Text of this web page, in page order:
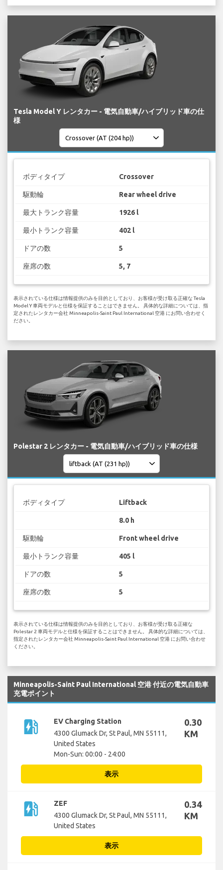
Tesla Model Y レンタカー - 電気自動車/ハイブリッド車の仕
様
ボディタイプ Crossover
駆動輪 Rear wheel drive
最大トランク容量 1926 l
最小トランク容量 402 l
ドアの数 5
座席の数 5, 7
表示されている仕様は情報提供のみを目的としており、お客様が受け取る正確な Tesla
Model Y 車両モデルと仕様を保証することはできません。 具体的な詳細については、指
定されたレンタカー会社 Minneapolis-Saint Paul International 空港 にお問い合わせく
ださい。
Polestar 2 レンタカー - 電気自動車/ハイブリッド車の仕様
ボディタイプ Liftback
8.0 h
駆動輪 Front wheel drive
最小トランク容量 405 l
ドアの数 5
座席の数 5
表示されている仕様は情報提供のみを目的としており、お客様が受け取る正確な
Polestar 2 車両モデルと仕様を保証することはできません。 具体的な詳細については、
指定されたレンタカー会社 Minneapolis-Saint Paul International 空港 にお問い合わせ
ください。
Minneapolis-Saint Paul International 空港 付近の電気自動車
充電ポイント
ev_station
EV Charging Station
4300 Glumack Dr, St Paul, MN 55111,
United States
Mon-Sun: 00:00 - 24:00
0.30
KM
表示
ev_station
ZEF
4300 Glumack Dr, St Paul, MN 55111,
United States
0.34
KM
表示